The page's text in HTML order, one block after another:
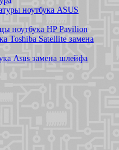
ноутбука ASUS
ноутбука HP Pavilion
Toshiba Satellite замена
Asus замена шлейфа